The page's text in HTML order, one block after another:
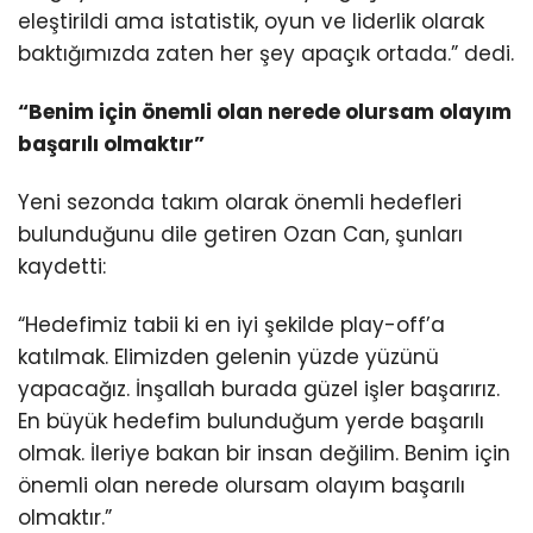
eleştirildi ama istatistik, oyun ve liderlik olarak
baktığımızda zaten her şey apaçık ortada.” dedi.
“Benim için önemli olan nerede olursam olayım
başarılı olmaktır”
Yeni sezonda takım olarak önemli hedefleri
bulunduğunu dile getiren Ozan Can, şunları
kaydetti:
“Hedefimiz tabii ki en iyi şekilde play-off’a
katılmak. Elimizden gelenin yüzde yüzünü
yapacağız. İnşallah burada güzel işler başarırız.
En büyük hedefim bulunduğum yerde başarılı
olmak. İleriye bakan bir insan değilim. Benim için
önemli olan nerede olursam olayım başarılı
olmaktır.”